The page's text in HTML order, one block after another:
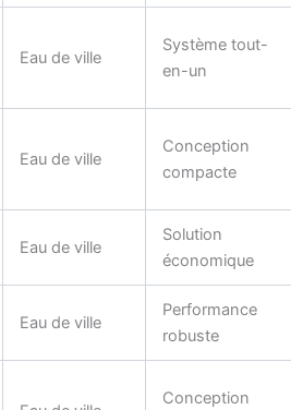
Eau de ville
Système tout-
en-un
Eau de ville
Conception
compacte
Eau de ville
Solution
économique
Eau de ville
Performance
robuste
Conception